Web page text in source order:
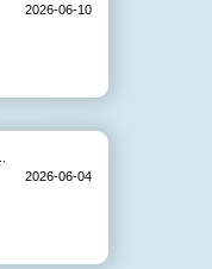
2026-06-10
2026-06-04